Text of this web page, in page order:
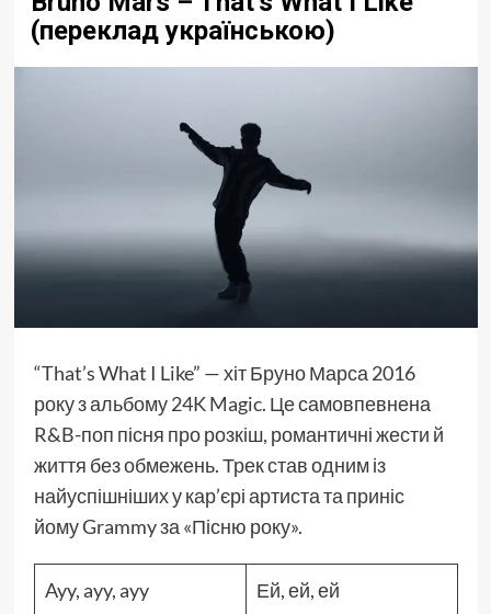
(переклад українською)
“That’s What I Like” — хіт Бруно Марса 2016
року з альбому 24K Magic. Це самовпевнена
R&B-поп пісня про розкіш, романтичні жести й
життя без обмежень. Трек став одним із
найуспішніших у кар’єрі артиста та приніс
йому Grammy за «Пісню року».
Ayy, ayy, ayy Ей, ей, ей